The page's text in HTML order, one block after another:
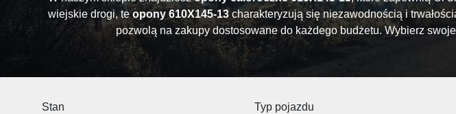
wiejskie drogi, teopony 610X145-13charakteryzują się niezawodnością i
pozwolą na zakupy dostosowane do każdego budżetu. Wybierz
Stan
Typ pojazdu